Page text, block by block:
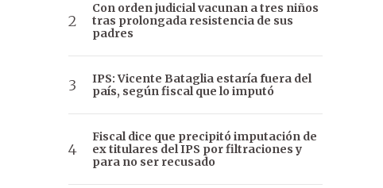
Con orden judicial vacunan a tres niños
tras prolongada resistencia de sus
padres
IPS: Vicente Bataglia estaría fuera del
país, según fiscal que lo imputó
Fiscal dice que precipitó imputación de
ex titulares del IPS por filtraciones y
para no ser recusado